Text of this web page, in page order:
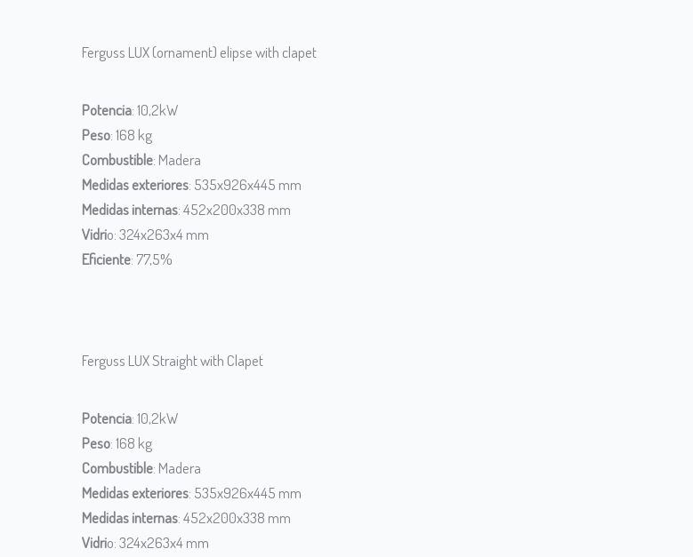
Ferguss LUX (ornament) elipse with clapet
Potencia: 10,2kW
Peso: 168 kg
Combustible: Madera
Medidas exteriores: 535x926x445 mm
Medidas internas: 452x200x338 mm
Vidrio: 324x263x4 mm
Eficiente: 77,5%
Ferguss LUX Straight with Clapet
Potencia: 10,2kW
Peso: 168 kg
Combustible: Madera
Medidas exteriores: 535x926x445 mm
Medidas internas: 452x200x338 mm
Vidrio: 324x263x4 mm